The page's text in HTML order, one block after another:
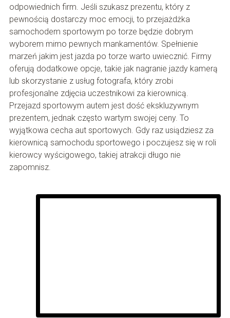
odpowiednich firm. Jeśli szukasz prezentu, który z
pewnością dostarczy moc emocji, to przejażdżka
samochodem sportowym po torze będzie dobrym
wyborem mimo pewnych mankamentów. Spełnienie
marzeń jakim jest jazda po torze warto uwiecznić. Firmy
oferują dodatkowe opcje, takie jak nagranie jazdy kamerą
lub skorzystanie z usług fotografa, który zrobi
profesjonalne zdjęcia uczestnikowi za kierownicą.
Przejazd sportowym autem jest dość ekskluzywnym
prezentem, jednak często wartym swojej ceny. To
wyjątkowa cecha aut sportowych. Gdy raz usiądziesz za
kierownicą samochodu sportowego i poczujesz się w roli
kierowcy wyścigowego, takiej atrakcji długo nie
zapomnisz.